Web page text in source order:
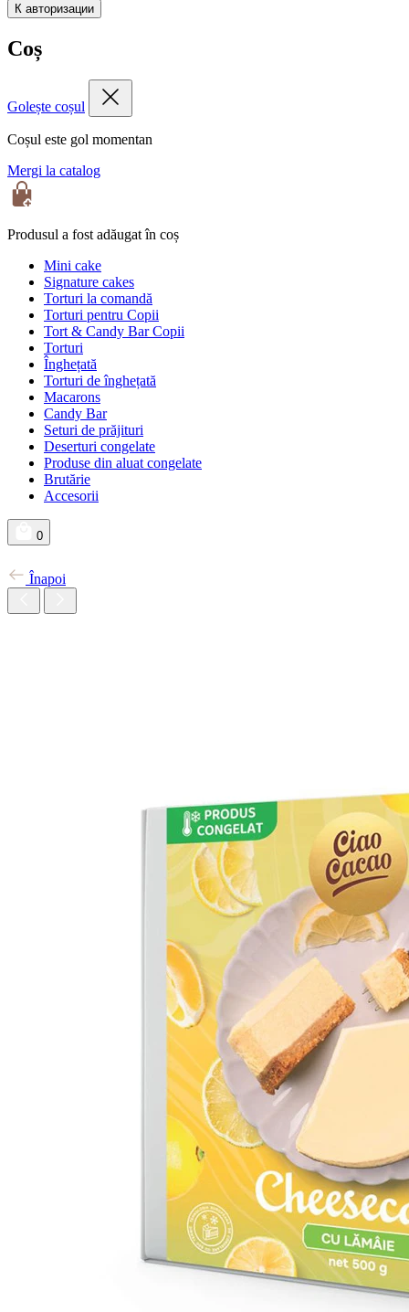
К авторизации
Coș
Golește coșul
Coșul este gol momentan
Mergi la catalog
Produsul a fost adăugat în coș
Mini cake
Signature cakes
Torturi la comandă
Torturi pentru Copii
Tort & Candy Bar Copii
Torturi
Înghețată
Torturi de înghețată
Macarons
Candy Bar
Seturi de prăjituri
Deserturi congelate
Produse din aluat congelate
Brutărie
Accesorii
0
Înapoi